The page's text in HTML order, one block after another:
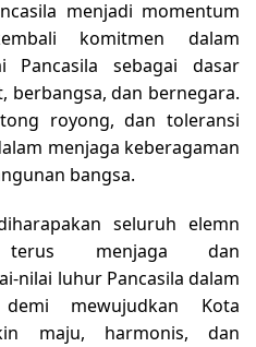
menjadi momentum
komitmen dalam
Pancasila sebagai dasar
berbangsa, dan bernegara.
royong, dan toleransi
menjaga keberagaman
bangsa.
seluruh elemn
terus menjaga dan
nilai luhur Pancasila dalam
mewujudkan Kota
maju, harmonis, dan